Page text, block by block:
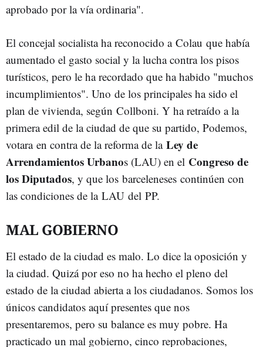
aprobado por la vía ordinaria".
El concejal socialista ha reconocido a Colau que había
aumentado el gasto social y la lucha contra los pisos
turísticos, pero le ha recordado que ha habido "muchos
incumplimientos". Uno de los principales ha sido el
plan de vivienda, según Collboni. Y ha retraído a la
primera edil de la ciudad de que su partido, Podemos,
votara en contra de la reforma de la Ley de
Arrendamientos Urbanos (LAU) en el Congreso de
los Diputados, y que los barceleneses continúen con
las condiciones de la LAU del PP.
MAL GOBIERNO
El estado de la ciudad es malo. Lo dice la oposición y
la ciudad. Quizá por eso no ha hecho el pleno del
estado de la ciudad abierta a los ciudadanos. Somos los
únicos candidatos aquí presentes que nos
presentaremos, pero su balance es muy pobre. Ha
practicado un mal gobierno, cinco reprobaciones,